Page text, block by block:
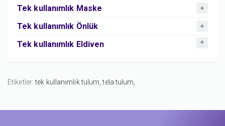
Tek kullanımlık Maske
Tek kullanımlık Önlük
Tek kullanımlık Eldiven
Etiketler:tek kullanımlık tulum,tela tulum,